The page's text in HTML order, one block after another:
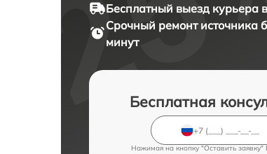
Бесплатный выезд курьера
Срочный ремонт источника
минут
Бесплатная
Нажимая на кнопку "Оставить заявку"